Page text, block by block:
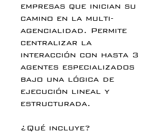
empresas que inician su
camino en la multi-
agencialidad. Permite
centralizar la
interacción con hasta 3
agentes especializados
bajo una lógica de
ejecución lineal y
estructurada.
¿Qué incluye?